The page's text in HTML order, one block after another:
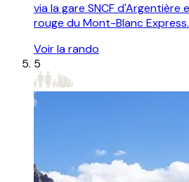
via la gare SNCF
rouge du Mont-Blanc Express.
Voir la rando
5